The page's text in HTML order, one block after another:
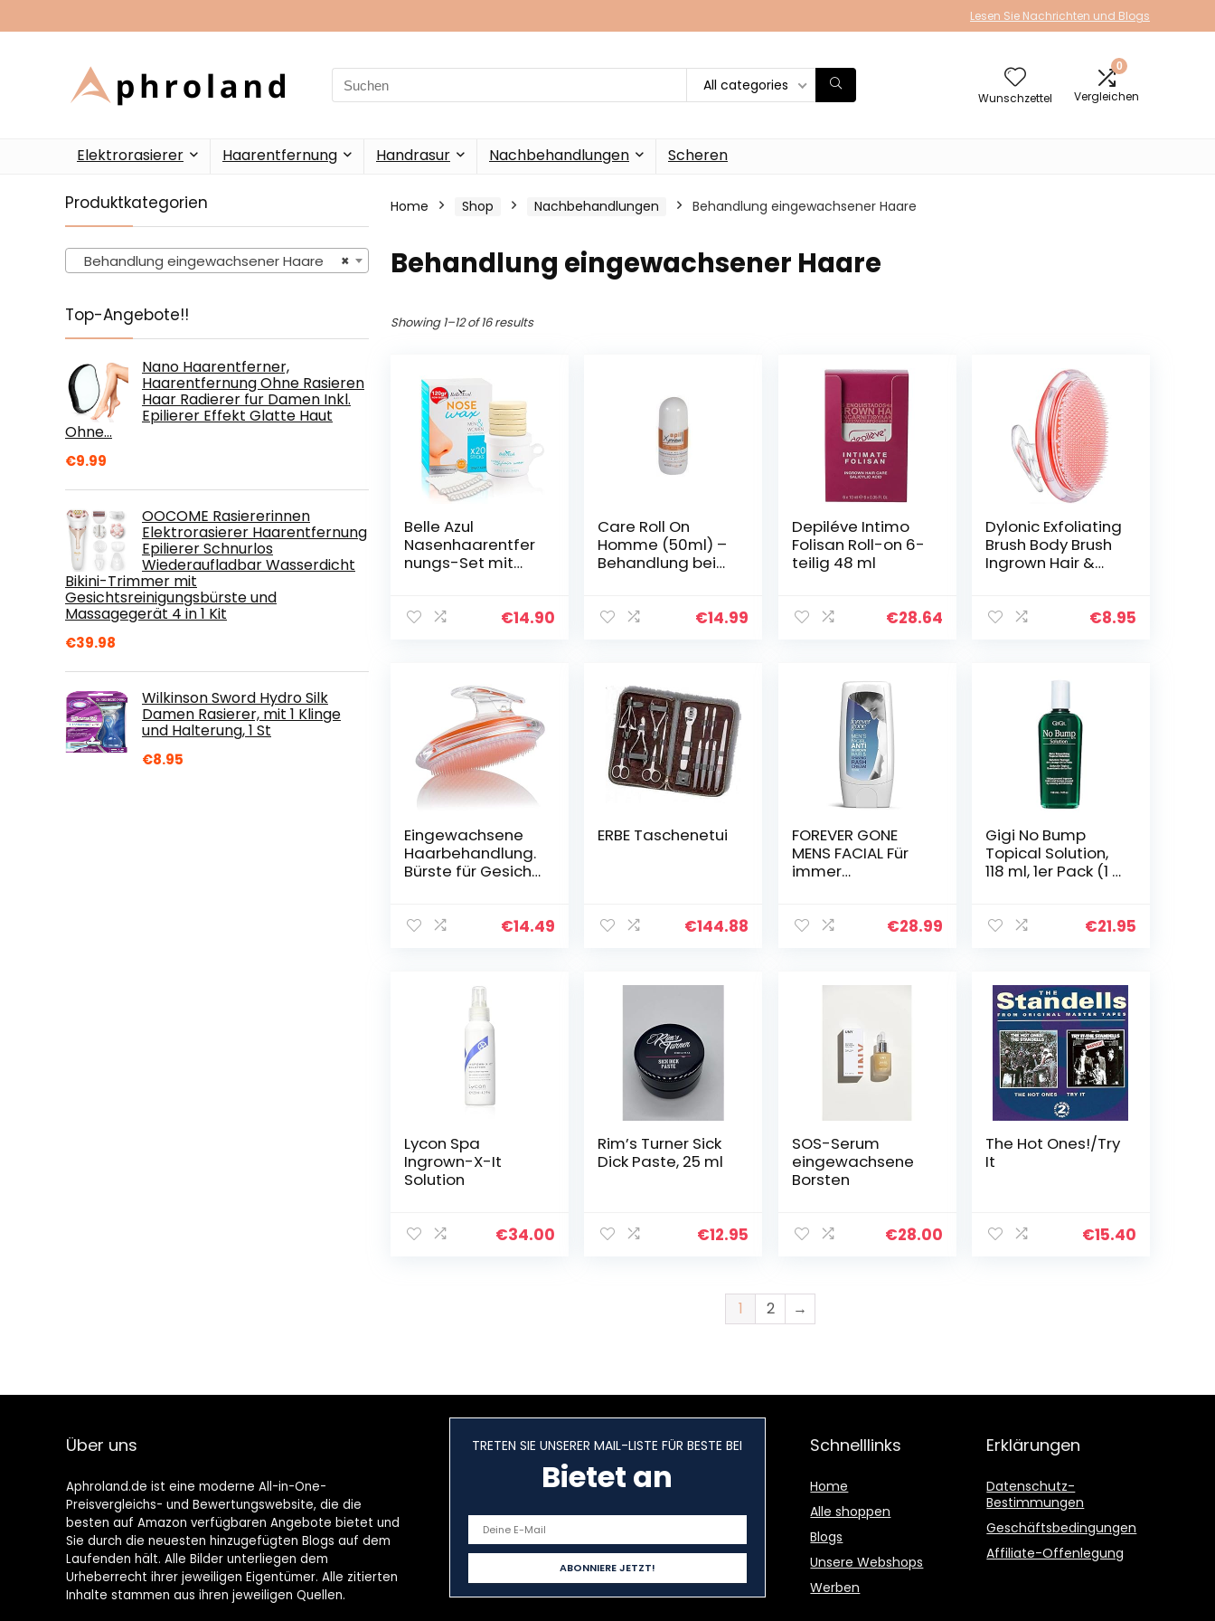
Lesen Sie Nachrichten und Blogs
Search
for:
All categories
Wunschzettel
0
Vergleichen
Elektrorasierer Haarentfernung Handrasur Nachbehandlungen Scheren
Produktkategorien
×
Behandlung eingewachsener Haare
Top-Angebote!!
Nano Haarentferner,
Haarentfernung Ohne Rasieren
Haar Radierer fur Damen Inkl.
Epilierer Effekt Glatte Haut
Ohne…
€9.99
OOCOME Rasiererinnen
Elektrorasierer Haarentfernung
Epilierer Schnurlos
Wiederaufladbar Wasserdicht
Bikini-Trimmer mit
Gesichtsreinigungsbürste und
Massagegerät 4 in 1 Kit
€39.98
Wilkinson Sword Hydro Silk
Damen Rasierer, mit 1 Klinge
und Halterung, 1 St
€8.95
Home Shop Nachbehandlungen Behandlung eingewachsener Haare
Behandlung eingewachsener Haare
Showing 1–12 of 16 results
Belle Azul
Nasenhaarentfer
nungs-Set mit
Applikatoren –
für Damen und
Herren – Made in
Spain
€14.90
Care Roll On
Homme (50ml) –
Behandlung bei
Männer)
€14.99
Depiléve Intimo
Folisan Roll-on 6-
teilig 48 ml
€28.64
Dylonic Exfoliating
Brush Body Brush
Ingrown Hair &
Eliminate Shaving
Smooth Skin
Solution for Men
and Women by
Dylonic
€8.95
Eingewachsene
Haarbehandlung.
Bürste für Gesicht
€14.49
ERBE Taschenetui
€144.88
FOREVER GONE
MENS FACIAL Für
immer
Cream ANTI
RASIERSCHAUM
€28.99
Gigi No Bump
Topical Solution,
118 ml, 1er Pack (1 x
€21.95
Lycon Spa
Ingrown-X-It
Solution
€34.00
Rim’s Turner Sick
Dick Paste, 25 ml
€12.95
SOS-Serum
eingewachsene
Borsten
€28.00
The Hot Ones!/Try
It
€15.40
1 2 →
Über uns
Aphroland.de ist eine moderne All-in-One-
Preisvergleichs- und Bewertungswebsite, die die
besten auf Amazon verfügbaren Angebote bietet und
Sie durch die neuesten hinzugefügten Blogs auf dem
Laufenden hält. Alle Bilder unterliegen dem
Urheberrecht ihrer jeweiligen Eigentümer. Alle zitierten
Inhalte stammen aus ihren jeweiligen Quellen.
TRETEN SIE UNSERER MAIL-LISTE FÜR BESTE BEI
Bietet an
Schnelllinks
Home
Alle shoppen
Blogs
Unsere Webshops
Werben
Erklärungen
Datenschutz-
Bestimmungen
Geschäftsbedingungen
Affiliate-Offenlegung